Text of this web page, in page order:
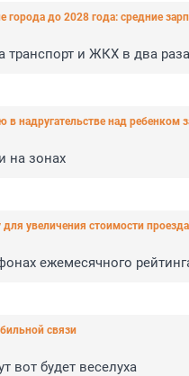
города до 2028 года: средние
и ЖКХ в два раза
в надругательстве над ребенком
на зонах
увеличения стоимости проезда
ежемесячного
связи
вот будет веселуха